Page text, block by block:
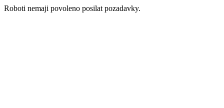
Roboti nemaji povoleno posilat pozadavky.